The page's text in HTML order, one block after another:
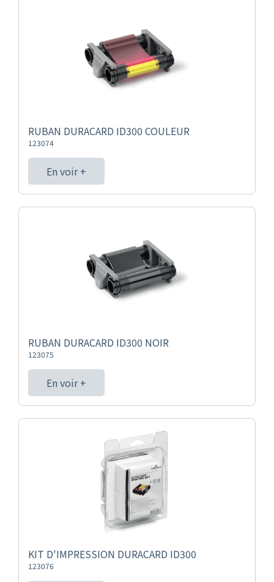
RUBAN DURACARD ID300 COULEUR
123074
En voir +
RUBAN DURACARD ID300 NOIR
123075
En voir +
KIT D'IMPRESSION DURACARD ID300
123076